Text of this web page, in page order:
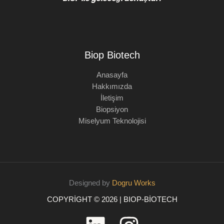
Biop Biotech
Anasayfa
Hakkımızda
İletişim
Biopsiyon
Miselyum Teknolojisi
Designed by Dogru Works
COPYRIGHT © 2026 | BIOP-BIOTECH